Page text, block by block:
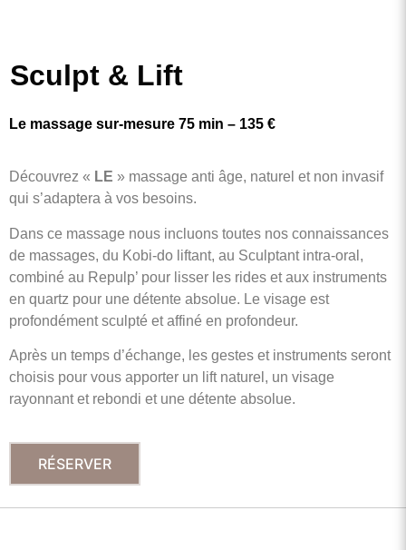
Sculpt & Lift
Le massage sur-mesure 75 min – 135 €
Découvrez « LE » massage anti âge, naturel et non invasif
qui s’adaptera à vos besoins.
Dans ce massage nous incluons toutes nos connaissances
de massages, du Kobi-do liftant, au Sculptant intra-oral,
combiné au Repulp’ pour lisser les rides et aux instruments
en quartz pour une détente absolue. Le visage est
profondément sculpté et affiné en profondeur.
Après un temps d’échange, les gestes et instruments seront
choisis pour vous apporter un lift naturel, un visage
rayonnant et rebondi et une détente absolue.
RÉSERVER